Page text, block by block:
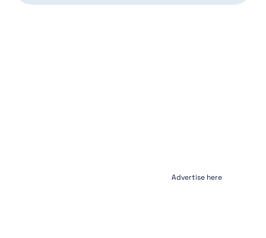
Advertise here